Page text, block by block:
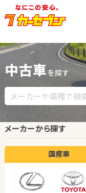
中古車 を探す
メーカーから探す
国産車